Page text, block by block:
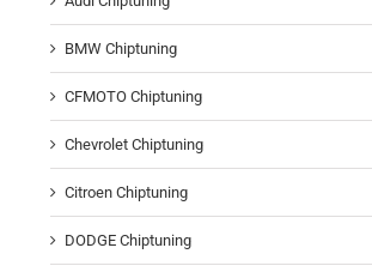
BMW Chiptuning
CFMOTO Chiptuning
Chevrolet Chiptuning
Citroen Chiptuning
DODGE Chiptuning